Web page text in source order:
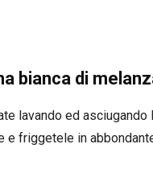
bianca di
lavando ed
friggetele in